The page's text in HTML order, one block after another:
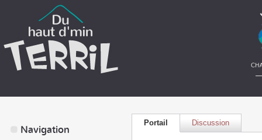
Portail Discussion
Navigation